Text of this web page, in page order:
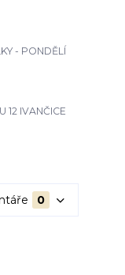
- PONDĚLÍ
12 IVANČICE
0